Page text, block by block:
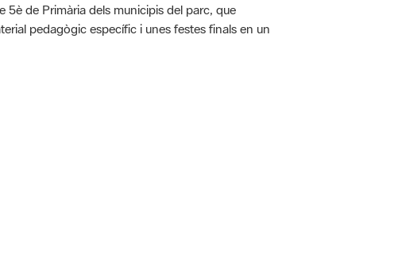
5è de Primària dels municipis del parc, que
pedagògic específic i unes festes finals en un
de 5.